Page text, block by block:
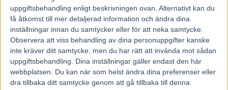
uppgiftsbehandling enligt beskrivningen ovan. Alternativt kan du
få åtkomst till mer detaljerad information och ändra dina
inställningar innan du samtycker eller för att neka samtycke.
Observera att viss behandling av dina personuppgifter kanske
inte kräver ditt samtycke, men du har rätt att invända mot sådan
uppgiftsbehandling. Dina inställningar gäller endast den här
webbplatsen. Du kan när som helst ändra dina preferenser eller
dra tillbaka ditt samtycke genom att gå tillbaka till denna
dubbel med Rosso Pomodoro mot Archangel Am.
1,2 och 3 i mål går vidare till final. Jag lägger för skojs skull upp
vilka jag tror går vidare.
Vidare till final:
Lopp 1:6,7,10
Lopp 2:1,8,9
Lopp 3:2,5,7